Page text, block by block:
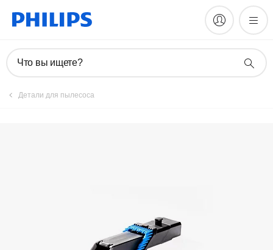
Что вы ищете?
Детали для пылесоса
Зарегистрировать продукт